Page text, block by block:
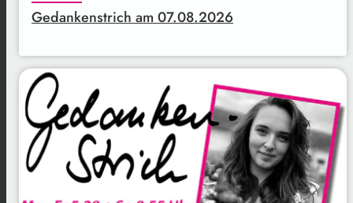
Gedankenstrich am 07.08.2026